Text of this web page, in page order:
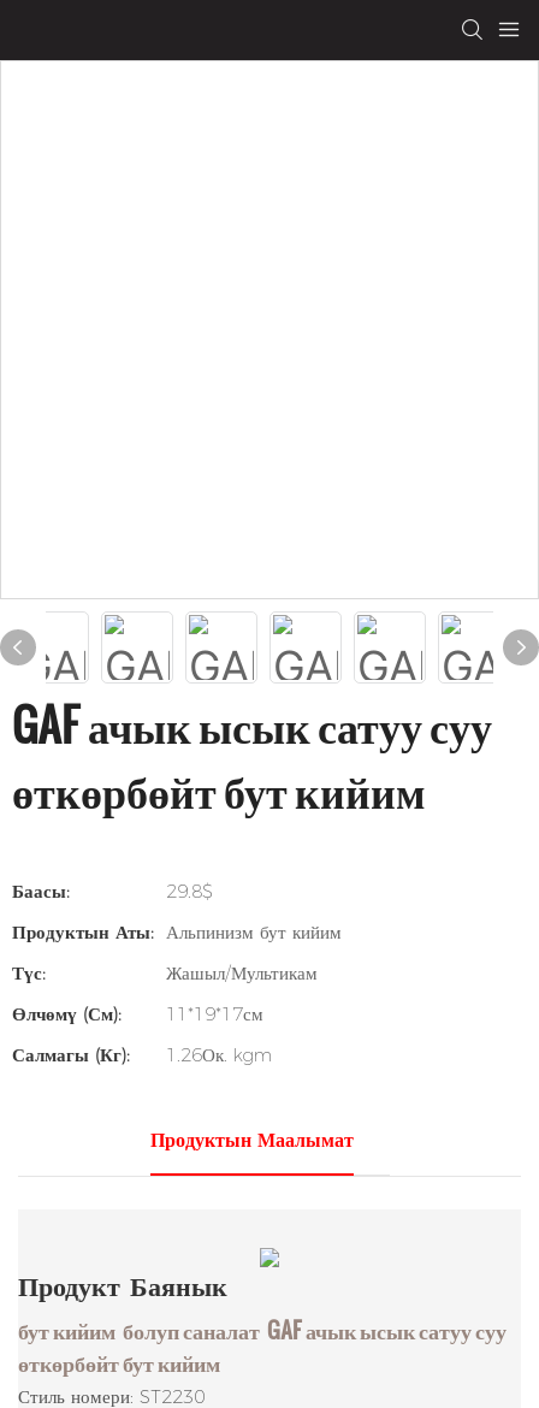
GAF ачык ысык сатуу суу
өткөрбөйт бут кийим
Баасы:
29.8$
Продуктын Аты: Альпинизм бут кийим
Түс:
Жашыл/Мультикам
Өлчөмү (см):
11*19*17см
Салмагы (кг):
1.26Ок. kgm
Продуктын Маалымат
Продукт Баянык
бут кийим болуп саналат GAF ачык ысык сатуу суу
өткөрбөйт бут кийим
Стиль номери: ST2230